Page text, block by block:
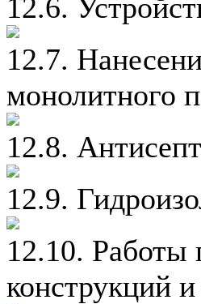
12.6.
12.7.
монолитного
12.8.
12.9.
12.10. Работы
конструкций